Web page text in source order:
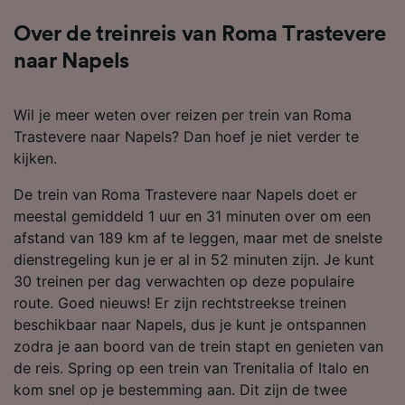
Over de treinreis van Roma Trastevere
naar Napels
Wil je meer weten over reizen per trein van Roma
Trastevere naar Napels? Dan hoef je niet verder te
kijken.
De trein van Roma Trastevere naar Napels doet er
meestal gemiddeld 1 uur en 31 minuten over om een
afstand van 189 km af te leggen, maar met de snelste
dienstregeling kun je er al in 52 minuten zijn. Je kunt
30 treinen per dag verwachten op deze populaire
route. Goed nieuws! Er zijn rechtstreekse treinen
beschikbaar naar Napels, dus je kunt je ontspannen
zodra je aan boord van de trein stapt en genieten van
de reis. Spring op een trein van Trenitalia of Italo en
kom snel op je bestemming aan. Dit zijn de twee